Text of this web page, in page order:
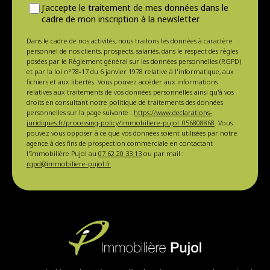
J'accepte le traitement de mes données dans le
cadre de mon inscription à la newsletter
Dans le cadre de nos activités, nous traitons les données à caractère
personnel de nos clients, prospects, salariés, dans le respect des règles
posées par le Règlement général sur les données personnelles (RGPD)
et par la loi n°78-17 du 6 janvier 1978 relative à l'informatique, aux
fichiers et aux libertés. Vous pouvez accéder aux informations
relatives aux traitements de vos données personnelles ainsi qu'à vos
droits en consultant notre politique de traitements des données
personnelles sur la page suivante : https://www.declarations-
juridiques.fr/processing-policy/immobiliere-pujol_056808868. Vous
pouvez vous opposer à ce que vos données soient utilisées par notre
agence à des fins de prospection commerciale en contactant
l'Immobilière Pujol au 07 62 20 33 13 ou par mail :
rgpd@immobiliere-pujol.fr